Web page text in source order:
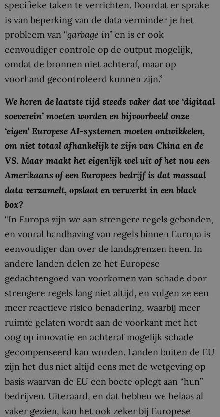
specifieke taken te verrichten. Doordat er sprake
is van beperking van de data verminder je het
probleem van “garbage in” en is er ook
eenvoudiger controle op de output mogelijk,
omdat de bronnen niet achteraf, maar op
voorhand gecontroleerd kunnen zijn.”
We horen de laatste tijd steeds vaker dat we ‘digitaal
soeverein’ moeten worden en bijvoorbeeld onze
‘eigen’ Europese AI-systemen moeten ontwikkelen,
om niet totaal afhankelijk te zijn van China en de
VS. Maar maakt het eigenlijk wel uit of het nou een
Amerikaans of een Europees bedrijf is dat massaal
data verzamelt, opslaat en verwerkt in een black
box?
“In Europa zijn we aan strengere regels gebonden,
en vooral handhaving van regels binnen Europa is
eenvoudiger dan over de landsgrenzen heen. In
andere landen delen ze het Europese
gedachtengoed van voorkomen van schade door
strengere regels lang niet altijd, en volgen ze een
meer reactieve risico benadering, waarbij meer
ruimte gelaten wordt aan de voorkant met het
oog op innovatie en achteraf mogelijk schade
gecompenseerd kan worden. Landen buiten de EU
zijn het dus niet altijd eens met de wetgeving op
basis waarvan de EU een boete oplegt aan “hun”
bedrijven. Uiteraard, en dat hebben we helaas al
vaker gezien, kan het ook zeker bij Europese